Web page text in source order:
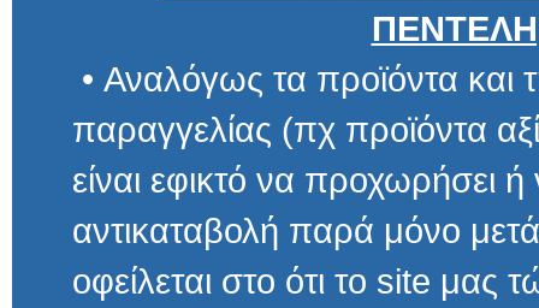
• Αναλόγως τα προϊόντα και
παραγγελίας (πχ προϊόντα αξίας
είναι εφικτό να προχωρήσει ή να
αντικαταβολή παρά μόνο μετά
οφείλεται στο ότι το site μας τώρα
τους πρώην προμηθευτές μας